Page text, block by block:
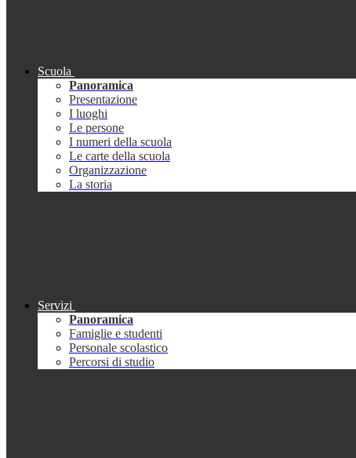
Scuola
Panoramica
Presentazione
I luoghi
Le persone
I numeri della scuola
Le carte della scuola
Organizzazione
La storia
Servizi
Panoramica
Famiglie e studenti
Personale scolastico
Percorsi di studio